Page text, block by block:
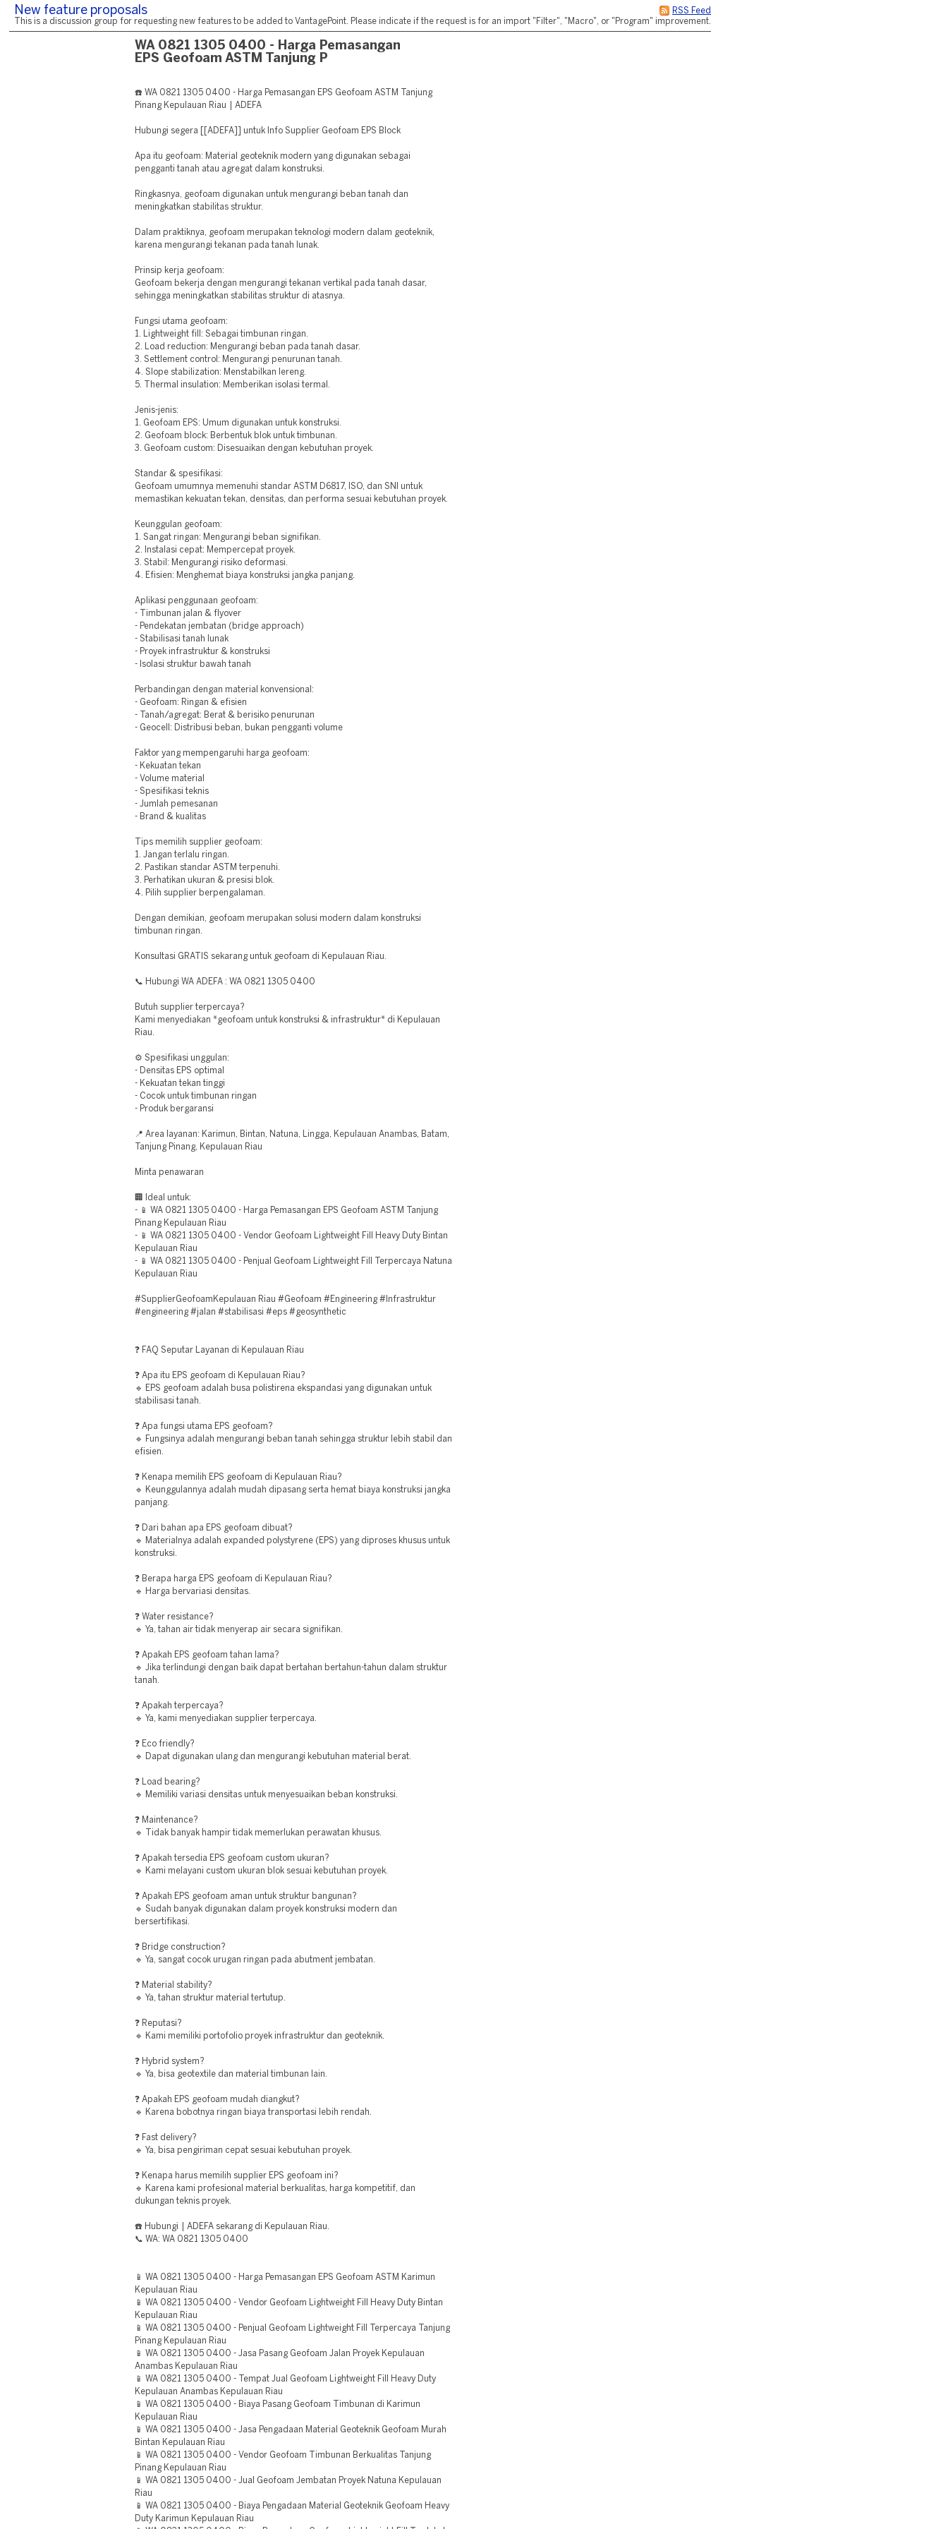
RSS Feed
New feature proposals
This is a discussion group for requesting new features to be added to VantagePoint. Please indicate if the request is for an import "Filter", "Macro", or "Program" improvement.
WA 0821 1305 0400 - Harga Pemasangan
EPS Geofoam ASTM Tanjung P
☎️ WA 0821 1305 0400 - Harga Pemasangan EPS Geofoam ASTM Tanjung
Pinang Kepulauan Riau | ADEFA
Hubungi segera [[ADEFA]] untuk Info Supplier Geofoam EPS Block
Apa itu geofoam: Material geoteknik modern yang digunakan sebagai
pengganti tanah atau agregat dalam konstruksi.
Ringkasnya, geofoam digunakan untuk mengurangi beban tanah dan
meningkatkan stabilitas struktur.
Dalam praktiknya, geofoam merupakan teknologi modern dalam geoteknik,
karena mengurangi tekanan pada tanah lunak.
Prinsip kerja geofoam:
Geofoam bekerja dengan mengurangi tekanan vertikal pada tanah dasar,
sehingga meningkatkan stabilitas struktur di atasnya.
Fungsi utama geofoam:
1. Lightweight fill: Sebagai timbunan ringan.
2. Load reduction: Mengurangi beban pada tanah dasar.
3. Settlement control: Mengurangi penurunan tanah.
4. Slope stabilization: Menstabilkan lereng.
5. Thermal insulation: Memberikan isolasi termal.
Jenis-jenis:
1. Geofoam EPS: Umum digunakan untuk konstruksi.
2. Geofoam block: Berbentuk blok untuk timbunan.
3. Geofoam custom: Disesuaikan dengan kebutuhan proyek.
Standar & spesifikasi:
Geofoam umumnya memenuhi standar ASTM D6817, ISO, dan SNI untuk
memastikan kekuatan tekan, densitas, dan performa sesuai kebutuhan proyek.
Keunggulan geofoam:
1. Sangat ringan: Mengurangi beban signifikan.
2. Instalasi cepat: Mempercepat proyek.
3. Stabil: Mengurangi risiko deformasi.
4. Efisien: Menghemat biaya konstruksi jangka panjang.
Aplikasi penggunaan geofoam:
- Timbunan jalan & flyover
- Pendekatan jembatan (bridge approach)
- Stabilisasi tanah lunak
- Proyek infrastruktur & konstruksi
- Isolasi struktur bawah tanah
Perbandingan dengan material konvensional:
- Geofoam: Ringan & efisien
- Tanah/agregat: Berat & berisiko penurunan
- Geocell: Distribusi beban, bukan pengganti volume
Faktor yang mempengaruhi harga geofoam:
- Kekuatan tekan
- Volume material
- Spesifikasi teknis
- Jumlah pemesanan
- Brand & kualitas
Tips memilih supplier geofoam:
1. Jangan terlalu ringan.
2. Pastikan standar ASTM terpenuhi.
3. Perhatikan ukuran & presisi blok.
4. Pilih supplier berpengalaman.
Dengan demikian, geofoam merupakan solusi modern dalam konstruksi
timbunan ringan.
Konsultasi GRATIS sekarang untuk geofoam di Kepulauan Riau.
📞 Hubungi WA ADEFA : WA 0821 1305 0400
Butuh supplier terpercaya?
Kami menyediakan *geofoam untuk konstruksi & infrastruktur* di Kepulauan
Riau.
⚙️ Spesifikasi unggulan:
- Densitas EPS optimal
- Kekuatan tekan tinggi
- Cocok untuk timbunan ringan
- Produk bergaransi
📍 Area layanan: Karimun, Bintan, Natuna, Lingga, Kepulauan Anambas, Batam,
Tanjung Pinang, Kepulauan Riau
Minta penawaran
🏢 Ideal untuk:
- 📱 WA 0821 1305 0400 - Harga Pemasangan EPS Geofoam ASTM Tanjung
Pinang Kepulauan Riau
- 📱 WA 0821 1305 0400 - Vendor Geofoam Lightweight Fill Heavy Duty Bintan
Kepulauan Riau
- 📱 WA 0821 1305 0400 - Penjual Geofoam Lightweight Fill Terpercaya Natuna
Kepulauan Riau
#SupplierGeofoamKepulauan Riau #Geofoam #Engineering #Infrastruktur
#engineering #jalan #stabilisasi #eps #geosynthetic
❓ FAQ Seputar Layanan di Kepulauan Riau
❓ Apa itu EPS geofoam di Kepulauan Riau?
🔹 EPS geofoam adalah busa polistirena ekspandasi yang digunakan untuk
stabilisasi tanah.
❓ Apa fungsi utama EPS geofoam?
🔹 Fungsinya adalah mengurangi beban tanah sehingga struktur lebih stabil dan
efisien.
❓ Kenapa memilih EPS geofoam di Kepulauan Riau?
🔹 Keunggulannya adalah mudah dipasang serta hemat biaya konstruksi jangka
panjang.
❓ Dari bahan apa EPS geofoam dibuat?
🔹 Materialnya adalah expanded polystyrene (EPS) yang diproses khusus untuk
konstruksi.
❓ Berapa harga EPS geofoam di Kepulauan Riau?
🔹 Harga bervariasi densitas.
❓ Water resistance?
🔹 Ya, tahan air tidak menyerap air secara signifikan.
❓ Apakah EPS geofoam tahan lama?
🔹 Jika terlindungi dengan baik dapat bertahan bertahun-tahun dalam struktur
tanah.
❓ Apakah terpercaya?
🔹 Ya, kami menyediakan supplier terpercaya.
❓ Eco friendly?
🔹 Dapat digunakan ulang dan mengurangi kebutuhan material berat.
❓ Load bearing?
🔹 Memiliki variasi densitas untuk menyesuaikan beban konstruksi.
❓ Maintenance?
🔹 Tidak banyak hampir tidak memerlukan perawatan khusus.
❓ Apakah tersedia EPS geofoam custom ukuran?
🔹 Kami melayani custom ukuran blok sesuai kebutuhan proyek.
❓ Apakah EPS geofoam aman untuk struktur bangunan?
🔹 Sudah banyak digunakan dalam proyek konstruksi modern dan
bersertifikasi.
❓ Bridge construction?
🔹 Ya, sangat cocok urugan ringan pada abutment jembatan.
❓ Material stability?
🔹 Ya, tahan struktur material tertutup.
❓ Reputasi?
🔹 Kami memiliki portofolio proyek infrastruktur dan geoteknik.
❓ Hybrid system?
🔹 Ya, bisa geotextile dan material timbunan lain.
❓ Apakah EPS geofoam mudah diangkut?
🔹 Karena bobotnya ringan biaya transportasi lebih rendah.
❓ Fast delivery?
🔹 Ya, bisa pengiriman cepat sesuai kebutuhan proyek.
❓ Kenapa harus memilih supplier EPS geofoam ini?
🔹 Karena kami profesional material berkualitas, harga kompetitif, dan
dukungan teknis proyek.
☎️ Hubungi | ADEFA sekarang di Kepulauan Riau.
📞 WA: WA 0821 1305 0400
📱 WA 0821 1305 0400 - Harga Pemasangan EPS Geofoam ASTM Karimun
Kepulauan Riau
📱 WA 0821 1305 0400 - Vendor Geofoam Lightweight Fill Heavy Duty Bintan
Kepulauan Riau
📱 WA 0821 1305 0400 - Penjual Geofoam Lightweight Fill Terpercaya Tanjung
Pinang Kepulauan Riau
📱 WA 0821 1305 0400 - Jasa Pasang Geofoam Jalan Proyek Kepulauan
Anambas Kepulauan Riau
📱 WA 0821 1305 0400 - Tempat Jual Geofoam Lightweight Fill Heavy Duty
Kepulauan Anambas Kepulauan Riau
📱 WA 0821 1305 0400 - Biaya Pasang Geofoam Timbunan di Karimun
Kepulauan Riau
📱 WA 0821 1305 0400 - Jasa Pengadaan Material Geoteknik Geofoam Murah
Bintan Kepulauan Riau
📱 WA 0821 1305 0400 - Vendor Geofoam Timbunan Berkualitas Tanjung
Pinang Kepulauan Riau
📱 WA 0821 1305 0400 - Jual Geofoam Jembatan Proyek Natuna Kepulauan
Riau
📱 WA 0821 1305 0400 - Biaya Pengadaan Material Geoteknik Geofoam Heavy
Duty Karimun Kepulauan Riau